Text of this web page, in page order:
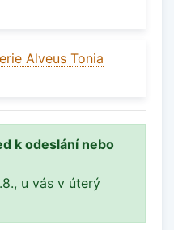
Alveus Tonia
k odeslání nebo
u vás v úterý